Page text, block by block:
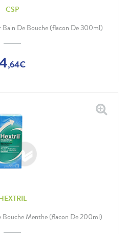
CSP
Bain De Bouche (flacon De 300ml)
,64€
Bouche Menthe (flacon De 200ml)